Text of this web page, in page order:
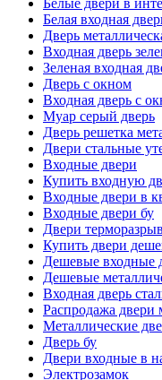
Белые двери в
Белая входная
Дверь
Входная дверь
Зеленая входная
Дверь с окном
Входная дверь с
Муар серый дверь
Дверь решетка
Двери стальные
Входные двери
Купить входную
Входные двери в
Входные двери бу
Двери терморазрыв
Купить двери
Дешевые входные
Дешевые
Входная дверь
Распродажа двери
Металлические
Дверь бу
Двери входные в
Электрозамок